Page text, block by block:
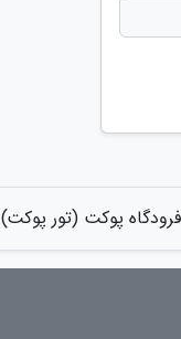
پوکت (تور پوکت)